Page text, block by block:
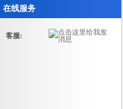
在线服务
客服: